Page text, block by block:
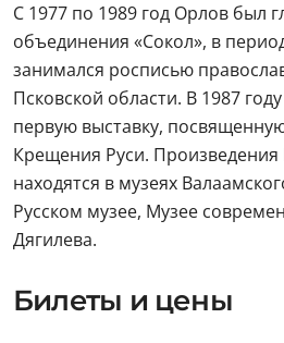
С 1977 по 1989 год Орлов был
объединения «Сокол», в
занимался росписью
Псковской области. В 1987
первую выставку,
Крещения Руси. Произведения
находятся в музеях
Русском музее, Музее
Дягилева.
Билеты и цены